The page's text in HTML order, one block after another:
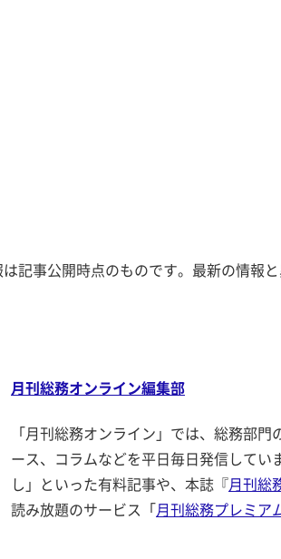
記事公開時点のものです。最新の情報と
月刊総務オンライン編集部
「月刊総務オンライン」では、総務部
ース、コラムなどを平日毎日発信してい
し」といった有料記事や、本誌『月刊総
読み放題のサービス「月刊総務プレミア